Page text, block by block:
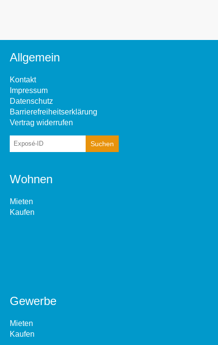
Allgemein
Kontakt
Impressum
Datenschutz
Barrierefreiheitserklärung
Vertrag widerrufen
Wohnen
Mieten
Kaufen
Gewerbe
Mieten
Kaufen